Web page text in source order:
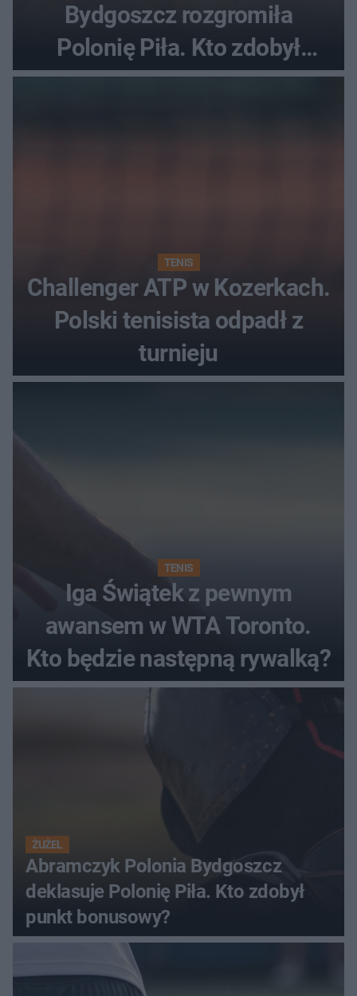
Bydgoszcz rozgromiła
Polonię Piła. Kto zdobył
najwięcej punktów?
TENIS
Challenger ATP w Kozerkach.
Polski tenisista odpadł z
turnieju
TENIS
Iga Świątek z pewnym
awansem w WTA Toronto.
Kto będzie następną rywalką?
ŻUŻEL
Abramczyk Polonia Bydgoszcz
deklasuje Polonię Piła. Kto zdobył
punkt bonusowy?